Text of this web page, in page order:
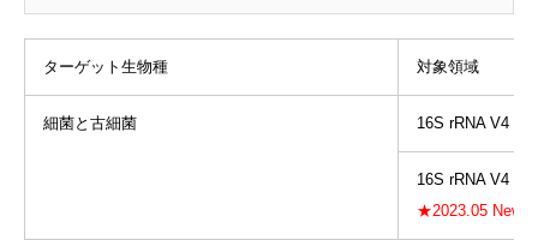
ターゲット生物種 対象領域
細菌と古細菌 16S rRNA V4：
16S rRNA V4（
★2023.05 New★